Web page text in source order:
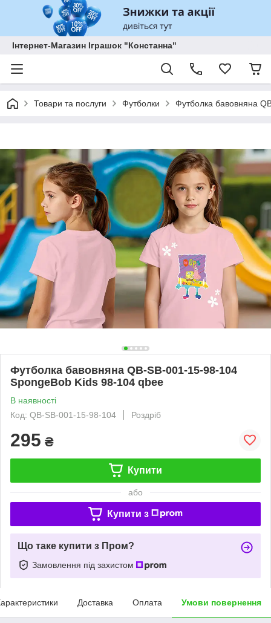
Інтернет-Магазин Іграшок "Констанна"
Товари та послуги Футболки Футболка бавовняна
Футболка бавовняна QB-SB-001-15-98-104
SpongeBob Kids 98-104 qbee
В наявності
Код: QB-SB-001-15-98-104
Роздріб
295 ₴
Купити
або
Купити з
Що таке купити з Пром?
Замовлення під захистом
Доставка Оплата Умови повернення